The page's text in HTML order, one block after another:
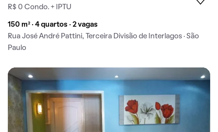
R$ 0 Condo. + IPTU
150 m² · 4 quartos · 2 vagas
Rua José André Pattini, Terceira Divisão de Interlagos · São
Paulo